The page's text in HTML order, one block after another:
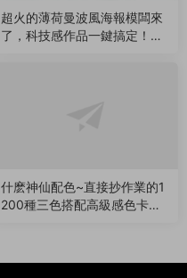
超火的薄荷曼波風海報模闆來
了，科技感作品一鍵搞定！附
什麽神仙配色~直接抄作業的1
200種三色搭配高級感色卡來